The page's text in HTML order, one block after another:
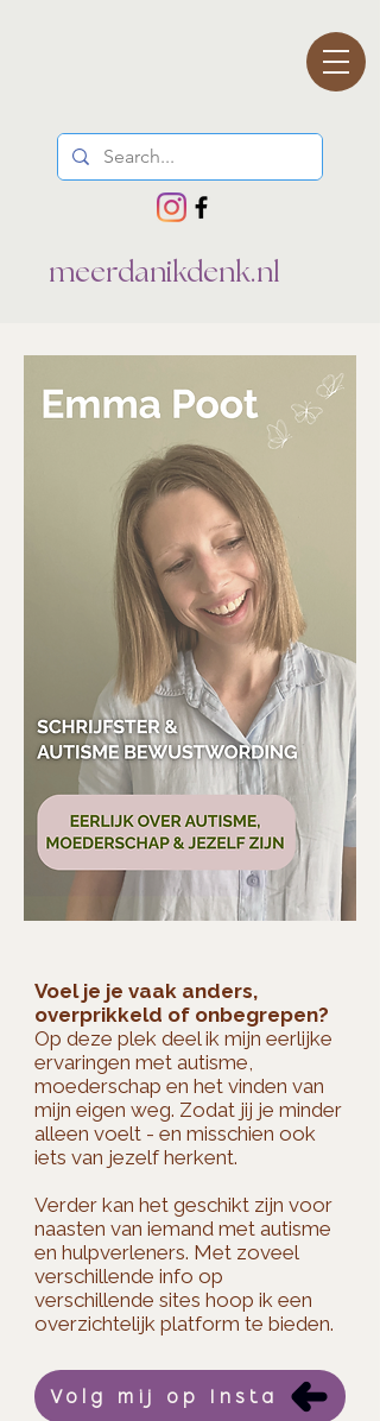
meerdanikdenk.nl
Voel je je vaak anders,
overprikkeld of onbegrepen?
Op deze plek deel ik mijn eerlijke
ervaringen met autisme,
moederschap en het vinden van
mijn eigen weg. Zodat jij je minder
alleen voelt - en misschien ook
iets van jezelf herkent.​
Verder kan het geschikt zijn voor
naasten van iemand met autisme
en hulpverleners. Met zoveel
verschillende info op
verschillende sites hoop ik een
overzichtelijk platform te bieden.
Volg mij op Insta